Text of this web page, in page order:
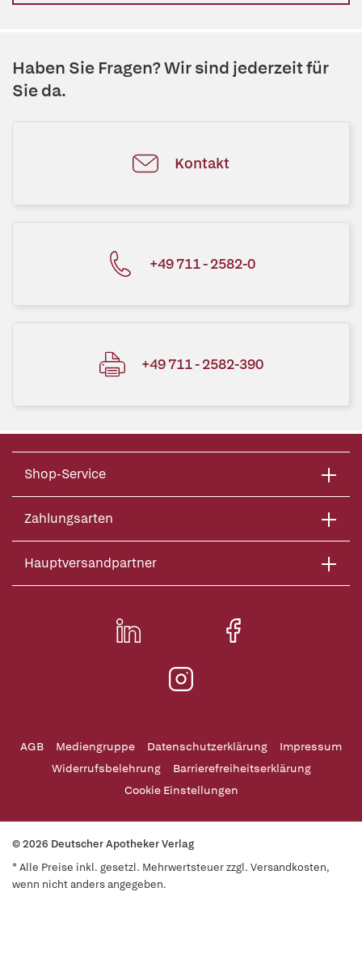
Haben Sie Fragen? Wir sind jederzeit für
Sie da.
Kontakt
+49 711 - 2582-0
+49 711 - 2582-390
Shop-Service
Zahlungsarten
Hauptversandpartner
AGB Mediengruppe Datenschutzerklärung
Impressum
Widerrufsbelehrung
Barrierefreiheitserklärung
Cookie Einstellungen
© 2026 Deutscher Apotheker Verlag
* Alle Preise inkl. gesetzl. Mehrwertsteuer zzgl. Versandkosten,
wenn nicht anders angegeben.